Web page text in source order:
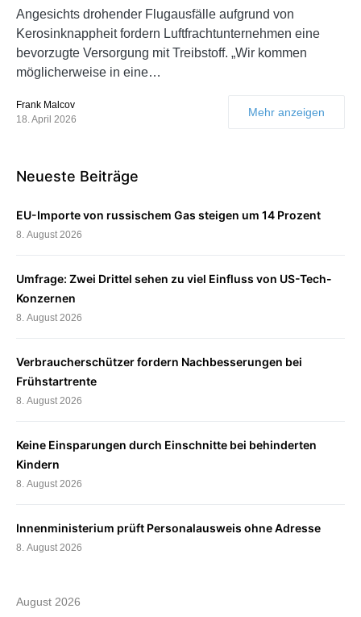
Angesichts drohender Flugausfälle aufgrund von
Kerosinknappheit fordern Luftfrachtunternehmen eine
bevorzugte Versorgung mit Treibstoff. „Wir kommen
möglicherweise in eine…
Frank Malcov
18. April 2026
Mehr anzeigen
Neueste Beiträge
EU-Importe von russischem Gas steigen um 14 Prozent
8. August 2026
Umfrage: Zwei Drittel sehen zu viel Einfluss von US-Tech-
Konzernen
8. August 2026
Verbraucherschützer fordern Nachbesserungen bei
Frühstartrente
8. August 2026
Keine Einsparungen durch Einschnitte bei behinderten
Kindern
8. August 2026
Innenministerium prüft Personalausweis ohne Adresse
8. August 2026
August 2026